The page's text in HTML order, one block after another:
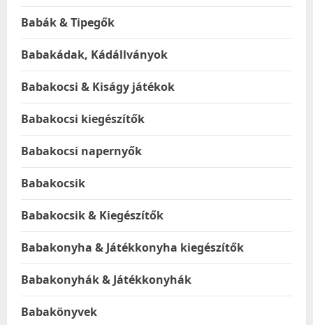
Babák & Tipegők
Babakádak, Kádállványok
Babakocsi & Kiságy játékok
Babakocsi kiegészítők
Babakocsi napernyők
Babakocsik
Babakocsik & Kiegészítők
Babakonyha & Játékkonyha kiegészítők
Babakonyhák & Játékkonyhák
Babakönyvek